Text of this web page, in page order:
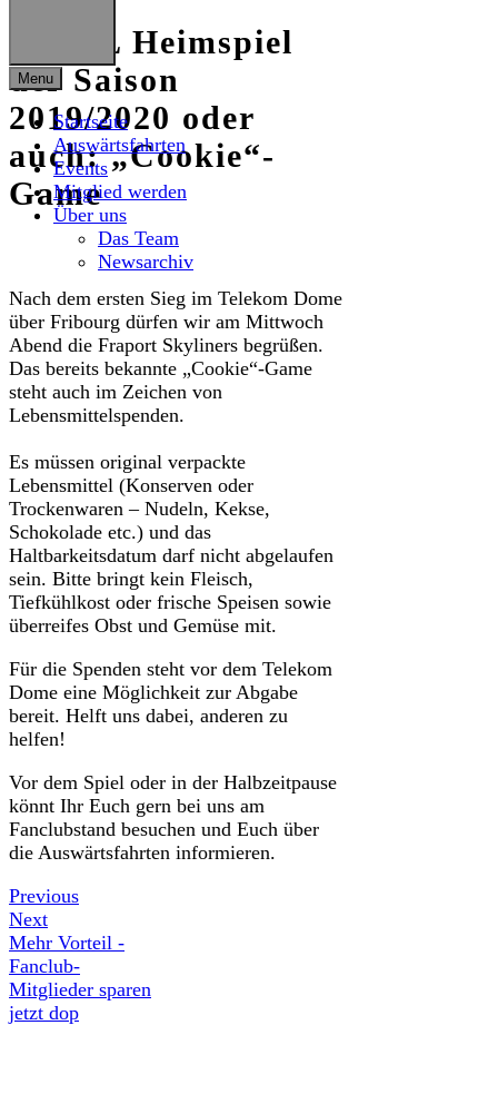
Menu
Startseite
Auswärtsfahrten
Events
Mitglied werden
Über uns
Das Team
Newsarchiv
1. BBL Heimspiel
der Saison
2019/2020 oder
auch: „Cookie“-
Game
Nach dem ersten Sieg im Telekom Dome
über Fribourg dürfen wir am Mittwoch
Abend die Fraport Skyliners begrüßen.
Das bereits bekannte „Cookie“-Game
steht auch im Zeichen von
Lebensmittelspenden.
Es müssen original verpackte
Lebensmittel (Konserven oder
Trockenwaren – Nudeln, Kekse,
Schokolade etc.) und das
Haltbarkeitsdatum darf nicht abgelaufen
sein. Bitte bringt kein Fleisch,
Tiefkühlkost oder frische Speisen sowie
überreifes Obst und Gemüse mit.
Für die Spenden steht vor dem Telekom
Dome eine Möglichkeit zur Abgabe
bereit. Helft uns dabei, anderen zu
helfen!
Vor dem Spiel oder in der Halbzeitpause
könnt Ihr Euch gern bei uns am
Fanclubstand besuchen und Euch über
die Auswärtsfahrten informieren.
Previous
Next
Mehr Vorteil -
Fanclub-
Mitglieder sparen
jetzt dop